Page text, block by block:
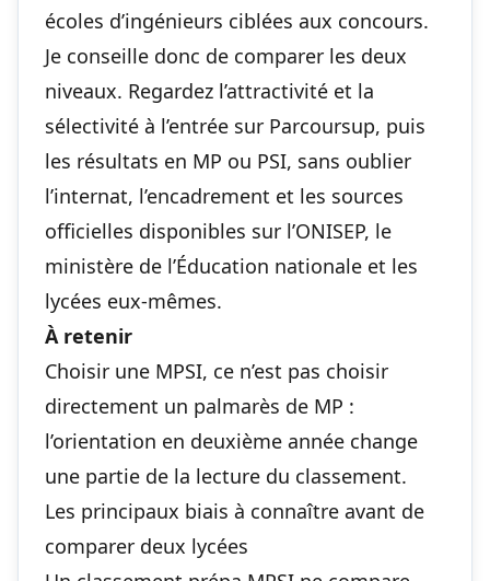
écoles d’ingénieurs ciblées aux concours.
Je conseille donc de comparer les deux
niveaux. Regardez l’attractivité et la
sélectivité à l’entrée sur Parcoursup, puis
les résultats en MP ou PSI, sans oublier
l’internat, l’encadrement et les sources
officielles disponibles sur l’ONISEP, le
ministère de l’Éducation nationale et les
lycées eux-mêmes.
À retenir
Choisir une MPSI, ce n’est pas choisir
directement un palmarès de MP :
l’orientation en deuxième année change
une partie de la lecture du classement.
Les principaux biais à connaître avant de
comparer deux lycées